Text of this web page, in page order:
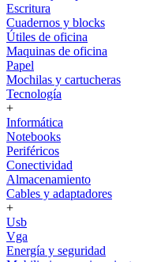
Escritura
Cuadernos y blocks
Útiles de oficina
Maquinas de oficina
Papel
Mochilas y cartucheras
Tecnología
+
Informática
Notebooks
Periféricos
Conectividad
Almacenamiento
Cables y adaptadores
+
Usb
Vga
Energía y seguridad